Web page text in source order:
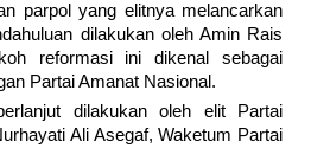
parpol yang elitnya melancarkan
dilakukan oleh Amin Rais
reformasi ini dikenal sebagai
Partai Amanat Nasional.
dilakukan oleh elit Partai
Ali Asegaf, Waketum Partai